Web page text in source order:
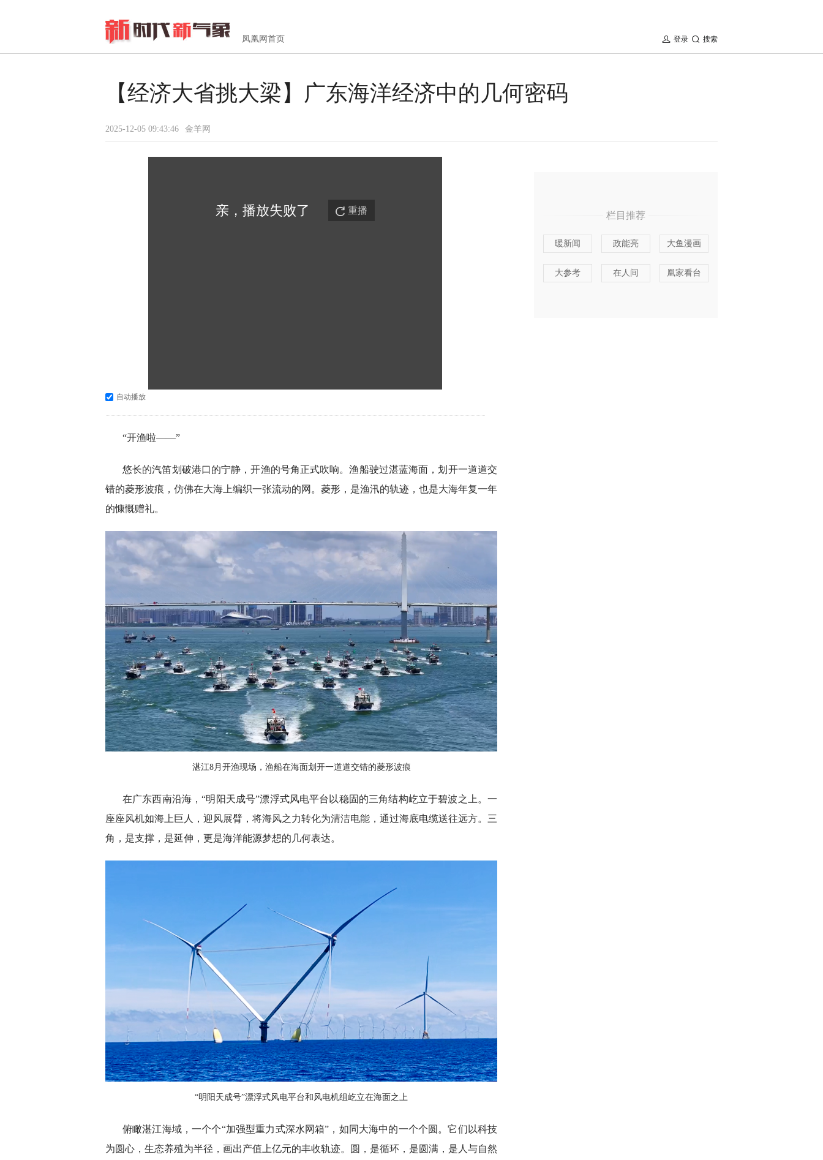
凤凰网首页 搜索
登录
【经济大省挑大梁】广东海洋经济中的几何密码
2025-12-05 09:43:46 金羊网
亲，播放失败了 重播
自动播放
“开渔啦——”
悠长的汽笛划破港口的宁静，开渔的号角正式吹响。渔船驶过湛蓝海面，划开一道道交
错的菱形波痕，仿佛在大海上编织一张流动的网。菱形，是渔汛的轨迹，也是大海年复一年
的慷慨赠礼。
湛江8月开渔现场，渔船在海面划开一道道交错的菱形波痕
在广东西南沿海，“明阳天成号”漂浮式风电平台以稳固的三角结构屹立于碧波之上。一
座座风机如海上巨人，迎风展臂，将海风之力转化为清洁电能，通过海底电缆送往远方。三
角，是支撑，是延伸，更是海洋能源梦想的几何表达。
“明阳天成号”漂浮式风电平台和风电机组屹立在海面之上
俯瞰湛江海域，一个个“加强型重力式深水网箱”，如同大海中的一个个圆。它们以科技
为圆心，生态养殖为半径，画出产值上亿元的丰收轨迹。圆，是循环，是圆满，是人与自然
栏目推荐
暖新闻 政能亮 大鱼漫画
大参考 在人间 凰家看台